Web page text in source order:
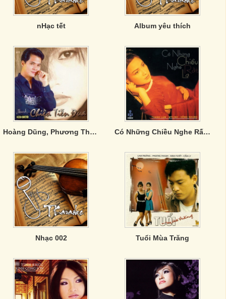
nHạc tết Album yêu thích
Hoàng Dũng, Phương Thanh, Chế Thanh - Chiều Tiễn Đưa Có Những Chiều Nghe Rất Lạ
Nhạc 002 Tuổi Mùa Trăng